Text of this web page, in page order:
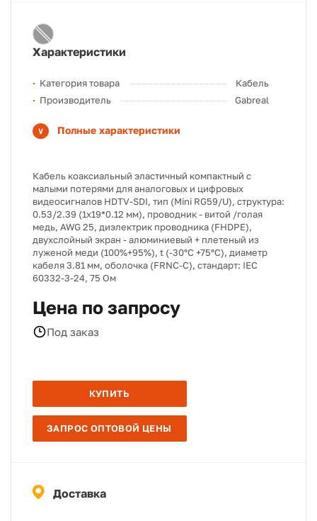
Характеристики
Категория товара
Кабель
Производитель
Gabreal
Полные характеристики
Кабель коаксиальный эластичный компактный с
малыми потерями для аналоговых и цифровых
видеосигналов HDTV-SDI, тип (Mini RG59/U), структура:
0.53/2.39 (1х19*0.12 мм), проводник - витой /голая
медь, AWG 25, диэлектрик проводника (FHDPE),
двухслойный экран - алюминиевый + плетеный из
луженой меди (100%+95%), t (-30°C +75°C), диаметр
кабеля 3.81 мм, оболочка (FRNC-C), стандарт: IEC
60332-3-24, 75 Ом
Цена по запросу
Под заказ
КУПИТЬ
ЗАПРОС ОПТОВОЙ ЦЕНЫ
Доставка